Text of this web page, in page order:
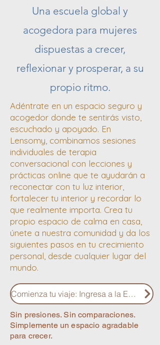
Una escuela global y
acogedora para mujeres
dispuestas a crecer,
reflexionar y prosperar, a su
propio ritmo.
Adéntrate en un espacio seguro y
acogedor donde te sentirás visto,
escuchado y apoyado. En
Lensomy, combinamos sesiones
individuales de terapia
conversacional con lecciones y
prácticas online que te ayudarán a
reconectar con tu luz interior,
fortalecer tu interior y recordar lo
que realmente importa. Crea tu
propio espacio de calma en casa,
únete a nuestra comunidad y da los
siguientes pasos en tu crecimiento
personal, desde cualquier lugar del
mundo.
Comienza tu viaje: Ingresa a la Escuela de la Alegría
Sin presiones. Sin comparaciones.
Simplemente un espacio agradable
para crecer.